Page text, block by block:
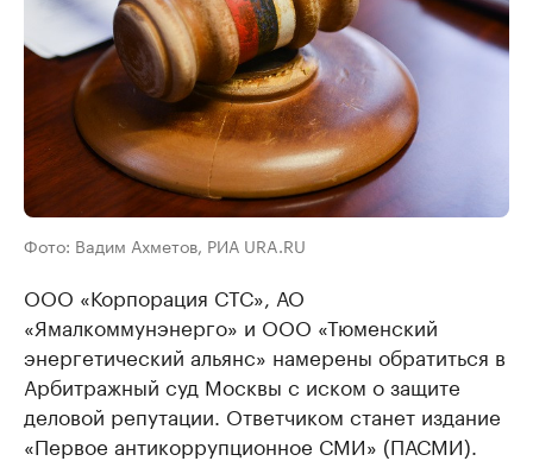
Фото: Вадим Ахметов, РИА URA.RU
ООО «Корпорация СТС», АО
«Ямалкоммунэнерго» и ООО «Тюменский
энергетический альянс» намерены обратиться в
Арбитражный суд Москвы с иском о защите
деловой репутации. Ответчиком станет издание
«Первое антикоррупционное СМИ» (ПАСМИ).